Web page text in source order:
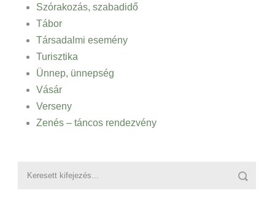
Szórakozás, szabadidő
Tábor
Társadalmi esemény
Turisztika
Ünnep, ünnepség
Vásár
Verseny
Zenés – táncos rendezvény